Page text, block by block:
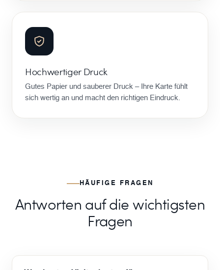
Hochwertiger Druck
Gutes Papier und sauberer Druck – Ihre Karte fühlt
sich wertig an und macht den richtigen Eindruck.
HÄUFIGE FRAGEN
Antworten auf die wichtigsten
Fragen